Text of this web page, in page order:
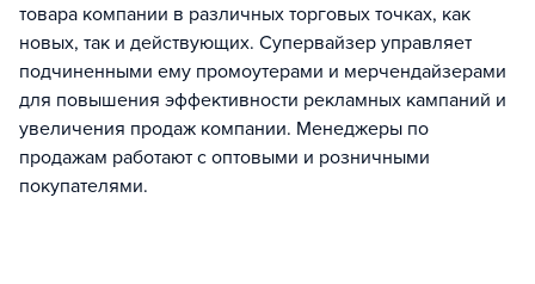
товара компании в различных торговых точках, как
новых, так и действующих. Супервайзер управляет
подчиненными ему промоутерами и мерчендайзерами
для повышения эффективности рекламных кампаний и
увеличения продаж компании. Менеджеры по
продажам работают с оптовыми и розничными
покупателями.